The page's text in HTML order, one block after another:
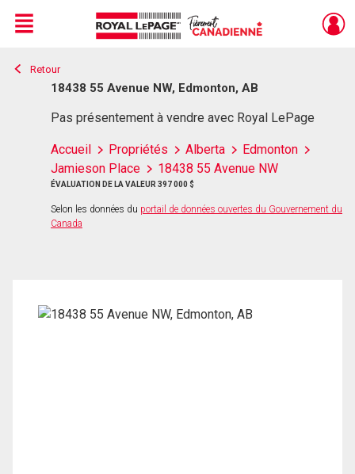
Live
En Direct
Menu
Retour
18438 55 Avenue NW, Edmonton, AB
Pas présentement à vendre avec Royal LePage
Accueil Propriétés Alberta
Edmonton
Jamieson Place
18438 55 Avenue NW
ÉVALUATION DE LA VALEUR 397 000 $
Selon les données du portail de données ouvertes du Gouvernement du
Canada